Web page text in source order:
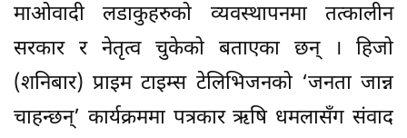
माओवादी लडाकुहरुको व्यवस्थापनमा तत्कालीन
सरकार र नेतृत्व चुकेको बताएका छन् । हिजो
(शनिबार) प्राइम टाइम्स टेलिभिजनको ‘जनता जान्न
चाहन्छन्’ कार्यक्रममा पत्रकार ऋषि धमलासँग संवाद